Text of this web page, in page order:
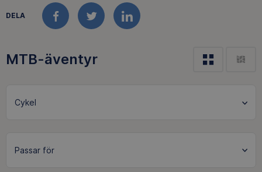
DELA
FACEBOOKTWITTERLINKEDIN
MTB-äventyr
Cykel